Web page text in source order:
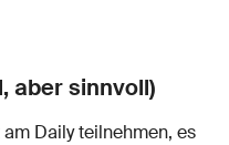
aber sinnvoll)
Daily teilnehmen, es